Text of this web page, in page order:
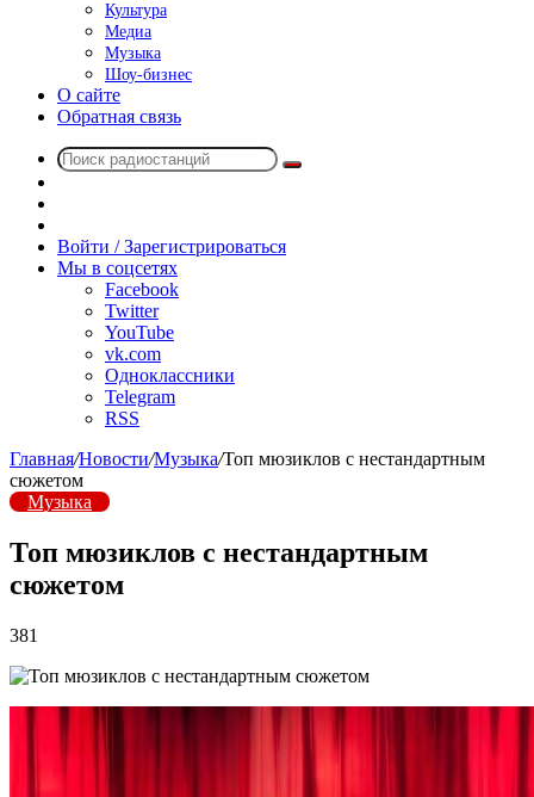
Культура
Медиа
Музыка
Шоу-бизнес
О сайте
Обратная связь
Поиск
радио
Войти / Зарегистрироваться
Мы в соцсетях
Facebook
Twitter
YouTube
vk.com
Одноклассники
Telegram
RSS
Главная/Новости/Музыка/Топ мюзиклов с нестандартным
сюжетом
Музыка
Топ мюзиклов с нестандартным
сюжетом
381